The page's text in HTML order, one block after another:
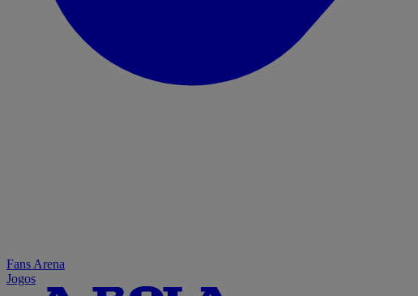
Fans Arena
Jogos